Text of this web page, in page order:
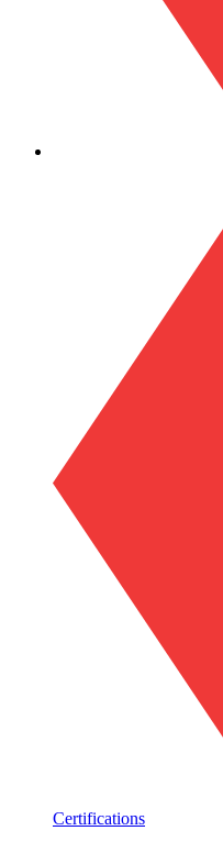
Certifications